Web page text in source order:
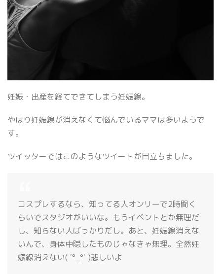
妊娠・出産を経てできてしまう妊娠線。
やはり妊娠線が消えなくて悩んでいるママは多いようで
す。
ツイッターではこのようなツイートが目立ちました。
コスプレするなら、知ってる人オンリーで2時間く
らいでスタジオがいいな。もうイベントとか無理だ
し、知らない人ばっかりだし。あと、妊娠線消えな
いんで、身体中隠したものじゃなきゃ無理。全然妊
娠線消えない( ˊ°_°ˋ )悲しいよ